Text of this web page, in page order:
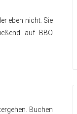
eben nicht. Sie
auf BBO
Buchen